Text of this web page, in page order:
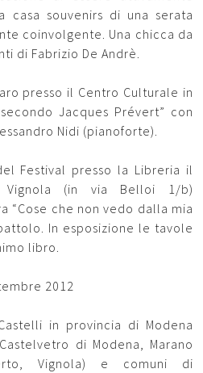
souvenirs di una serata
coinvolgente. Una chicca da
di Fabrizio De Andrè.
presso il Centro Culturale in
Jacques Prévert” con
Nidi (pianoforte).
Festival presso la Libreria il
(in via Belloi 1/b)
“Cose che non vedo dalla mia
In esposizione le tavole
libro.
2012
in provincia di Modena
di Modena, Marano
Vignola) e comuni di